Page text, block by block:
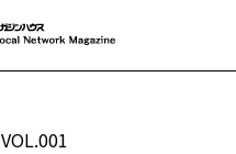
VOL.001